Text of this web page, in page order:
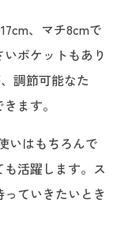
、マチ8cmで
ポケットもあり
調節可能なた
ます。
いはもちろんで
活躍します。ス
ていきたいとき